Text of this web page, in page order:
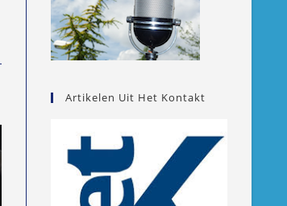
Artikelen Uit Het Kontakt